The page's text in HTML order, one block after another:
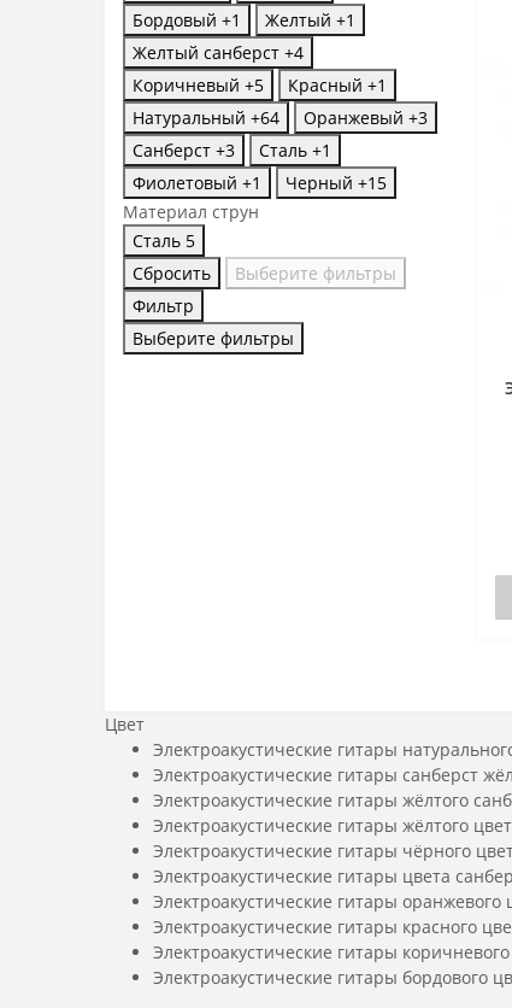
Бордовый +1 Желтый +1
Желтый санберст +4
Коричневый +5 Красный +1
Натуральный +64 Оранжевый +3
Санберст +3 Сталь +1
Фиолетовый +1 Черный +15
Материал струн
Сталь 5
Сбросить
Выберите фильтры
Фильтр
Выберите фильтры
Цвет
Электроакустические гитары
Электроакустические гитары санберст
Электроакустические гитары жёлтого
Электроакустические гитары жёлтого
Электроакустические гитары чёрного
Электроакустические гитары цвета
Электроакустические гитары оранжевого
Электроакустические гитары красного
Электроакустические гитары
Электроакустические гитары бордового